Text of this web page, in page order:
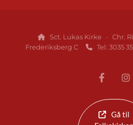

Sct. Lukas Kirke · Chr.
Frederiksberg C
 Tel: 3035
Gå til